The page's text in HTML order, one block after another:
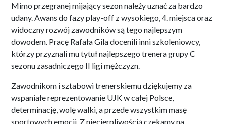
Mimo przegranej mijający sezon należy uznać za bardzo
udany. Awans do fazy play-off z wysokiego, 4. miejsca oraz
widoczny rozwój zawodników są tego najlepszym
dowodem. Pracę Rafała Gila docenili inni szkoleniowcy,
którzy przyznali mu tytuł najlepszego trenera grupy C
sezonu zasadniczego II ligi mężczyzn.
Zawodnikom i sztabowi trenerskiemu dziękujemy za
wspaniałe reprezentowanie UJK w całej Polsce,
determinację, wolę walki, a przede wszystkim masę
sportowych emocji. Z niecierpliwością czekamy na